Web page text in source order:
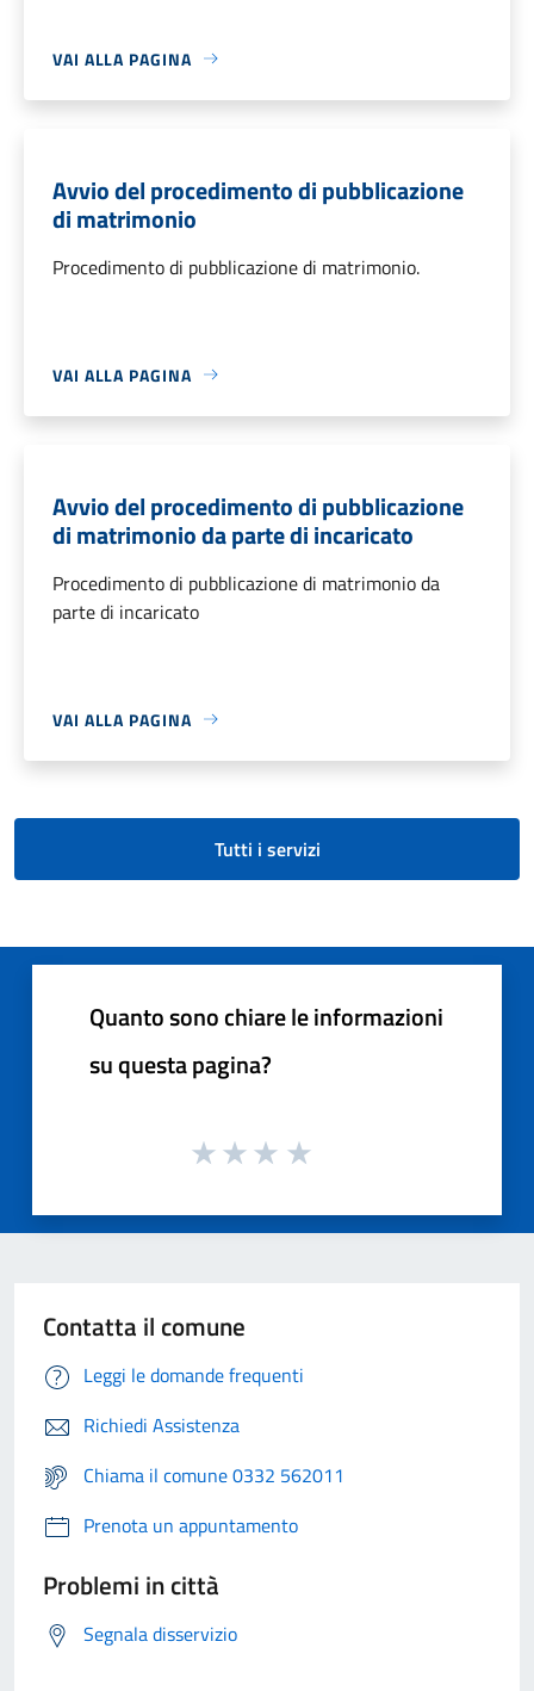
VAI ALLA PAGINA
Avvio del procedimento di pubblicazione
di matrimonio
Procedimento di pubblicazione di matrimonio.
VAI ALLA PAGINA
Avvio del procedimento di pubblicazione
di matrimonio da parte di incaricato
Procedimento di pubblicazione di matrimonio da
parte di incaricato
VAI ALLA PAGINA
Tutti i servizi
Quanto sono chiare le informazioni
su questa pagina?
Contatta il comune
Leggi le domande frequenti
Richiedi Assistenza
Chiama il comune 0332 562011
Prenota un appuntamento
Problemi in città
Segnala disservizio